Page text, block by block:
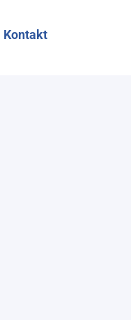
Kontakt